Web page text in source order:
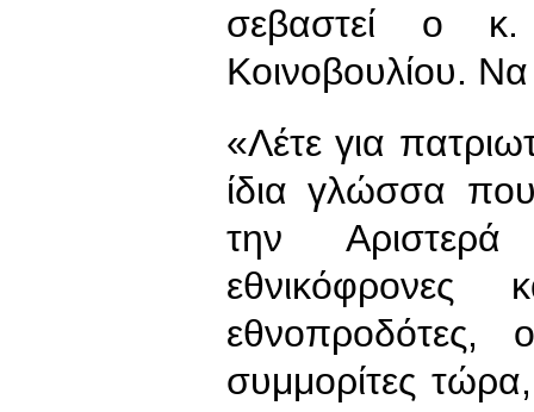
σεβαστεί ο
Κοινοβουλίου.
«Λέτε για
ίδια γλώσσα
την
εθνοπροδότες,
συμμορίτες